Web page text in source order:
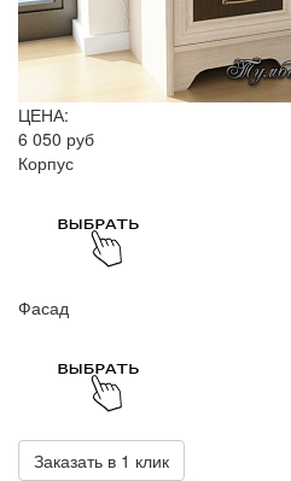
ЦЕНА:
6 050 руб
Корпус
Фасад
Заказать в 1 клик